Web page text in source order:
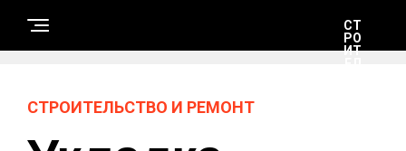
СТ
РО
ИТ
СТРОИТЕЛЬСТВО И РЕМОНТ